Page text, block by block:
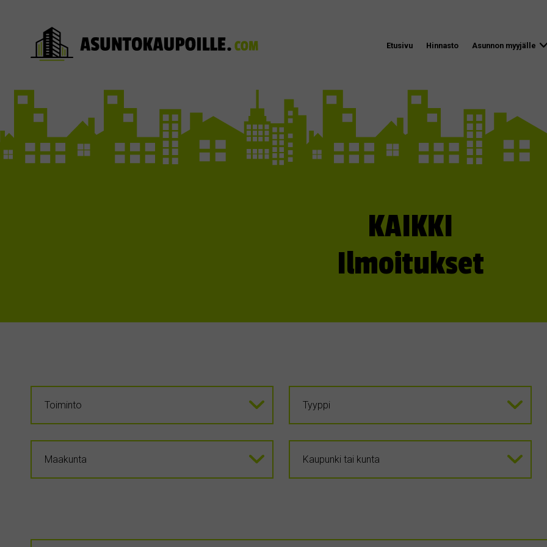
Etusivu Hinnasto Asunnon myyjälle
KAIKKI
Ilmoitukset